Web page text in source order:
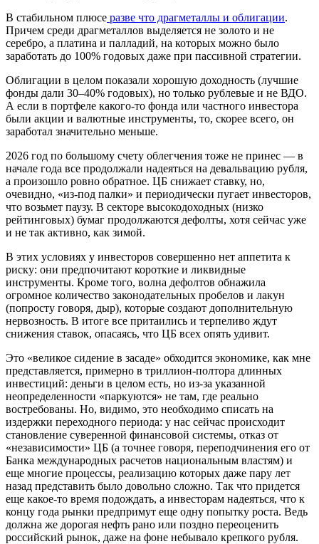
В стабильном плюсе разве что драгметаллы и облигации.
Причем среди драгметаллов выделяется не золото и не
серебро, а платина и палладий, на которых можно было
заработать до 100% годовых даже при пассивной стратегии.
Облигации в целом показали хорошую доходность (лучшие
фонды дали 30–40% годовых), но только рублевые и не ВДО.
А если в портфеле какого-то фонда или частного инвестора
были акции и валютные инструменты, то, скорее всего, он
заработал значительно меньше.
2026 год по большому счету облегчения тоже не принес — в
начале года все продолжали надеяться на девальвацию рубля,
а произошло ровно обратное. ЦБ снижает ставку, но,
очевидно, «из-под палки» и периодически пугает инвесторов,
что возьмет паузу. В секторе высокодоходных (низко
рейтинговых) бумаг продолжаются дефолты, хотя сейчас уже
и не так активно, как зимой.
В этих условиях у инвесторов совершенно нет аппетита к
риску: они предпочитают короткие и ликвидные
инструменты. Кроме того, волна дефолтов обнажила
огромное количество законодательных пробелов и лакун
(попросту говоря, дыр), которые создают дополнительную
нервозность. В итоге все притаились и терпеливо ждут
снижения ставок, опасаясь, что ЦБ всех опять удивит.
Это «великое сидение в засаде» обходится экономике, как мне
представляется, примерно в триллион-полтора длинных
инвестиций: деньги в целом есть, но из-за указанной
неопределенности «паркуются» не там, где реально
востребованы. Но, видимо, это необходимо списать на
издержки переходного периода: у нас сейчас происходит
становление суверенной финансовой системы, отказ от
«независимости» ЦБ (а точнее говоря, переподчинения его от
Банка международных расчетов национальным властям) и
еще многие процессы, реализацию которых даже пару лет
назад представить было довольно сложно. Так что придется
еще какое-то время подождать, а инвесторам надеяться, что к
концу года рынки предпримут еще одну попытку роста. Ведь
должна же дорогая нефть рано или поздно переоценить
российский рынок, даже на фоне небывало крепкого рубля.